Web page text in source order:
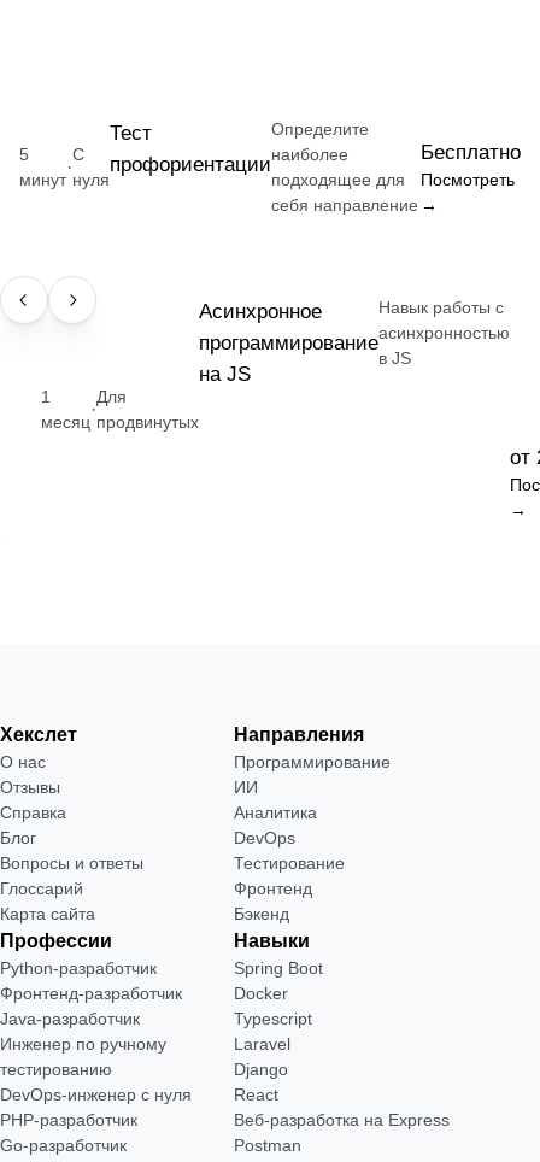
5
минут
·
С
нуля
Тест
профориентации
Определите
наиболее
подходящее для
себя направление
Бесплатно
Посмотреть
→
НАВЫК
1
месяц
·
Для
продвинутых
Асинхронное
программирование
на JS
Навык работы с
асинхронностью
в JS
от
→
Хекслет
О нас
Отзывы
Справка
Блог
Вопросы и ответы
Глоссарий
Карта сайта
Направления
Программирование
ИИ
Аналитика
DevOps
Тестирование
Фронтенд
Бэкенд
Профессии
Python-разработчик
Фронтенд-разработчик
Java-разработчик
Инженер по ручному
тестированию
DevOps-инженер с нуля
РНР-разработчик
Go-разработчик
Навыки
Spring Boot
Docker
Typescript
Laravel
Django
React
Веб-разработка на Express
Postman